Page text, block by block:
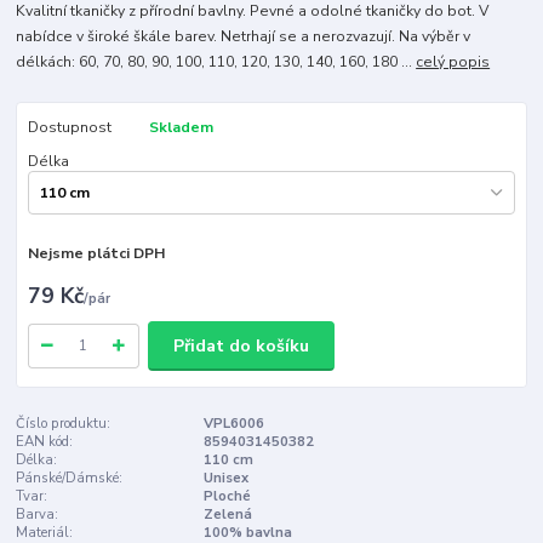
Kvalitní tkaničky z přírodní bavlny. Pevné a odolné tkaničky do bot. V
nabídce v široké škále barev. Netrhají se a nerozvazují. Na výběr v
délkách: 60, 70, 80, 90, 100, 110, 120, 130, 140, 160, 180 ... celý popis
Dostupnost
Skladem
Délka
Nejsme plátci DPH
79 Kč/pár
Přidat do košíku
Číslo produktu:
VPL6006
EAN kód:
8594031450382
Délka:
110 cm
Pánské/Dámské:
Unisex
Tvar:
Ploché
Barva:
Zelená
Materiál:
100% bavlna